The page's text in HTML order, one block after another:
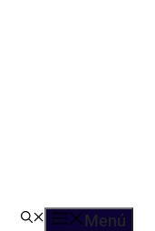
Menú